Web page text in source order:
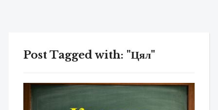
Post Tagged with: "Цял"